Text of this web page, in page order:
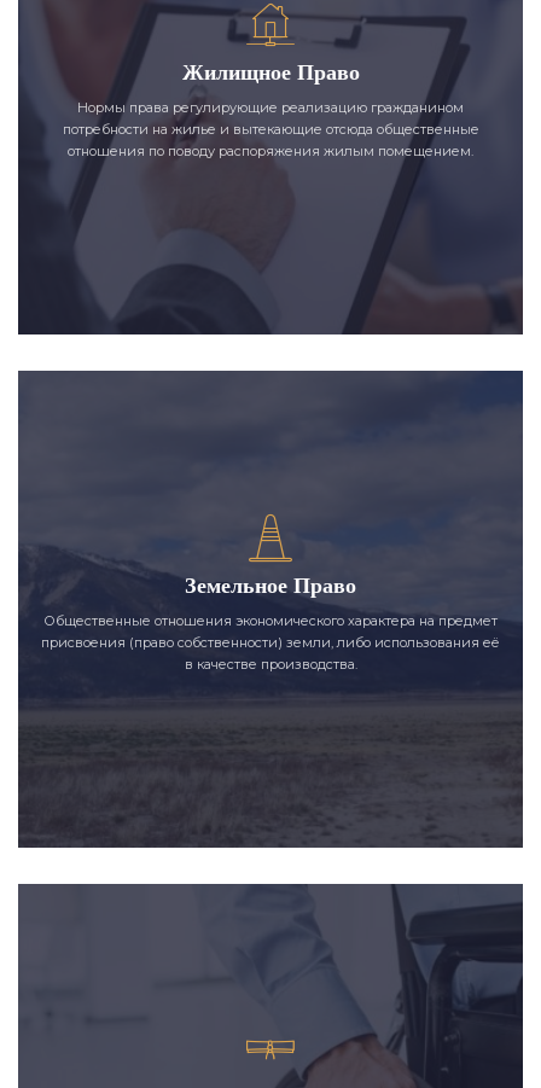
Жилищное Право
Нормы права регулирующие реализацию гражданином
потребности на жилье и вытекающие отсюда общественные
отношения по поводу распоряжения жилым помещением.
Земельное Право
Общественные отношения экономического характера на предмет
присвоения (право собственности) земли, либо использования её
в качестве производства.